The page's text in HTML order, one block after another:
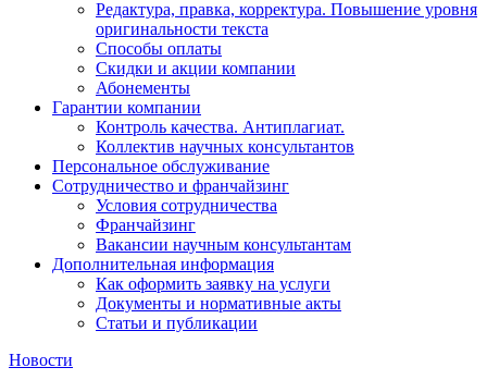
Редактура, правка, корректура. Повышение уровня
оригинальности текста
Способы оплаты
Скидки и акции компании
Абонементы
Гарантии компании
Контроль качества. Антиплагиат.
Коллектив научных консультантов
Персональное обслуживание
Сотрудничество и франчайзинг
Условия сотрудничества
Франчайзинг
Вакансии научным консультантам
Дополнительная информация
Как оформить заявку на услуги
Документы и нормативные акты
Статьи и публикации
Новости